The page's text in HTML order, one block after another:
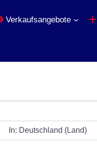
Verkaufsangebote
der Nähe...